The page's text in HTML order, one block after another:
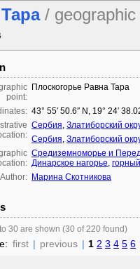
/ geographic
point:
Плоскогорье Равна Тара
43° 55′ 50.6″ N, 19° 24′
Сербия, Златиборский
Сербия, Златиборский
Средиземноморье и
Динарское нагорье,
Author: Марина Скотникова
30 are shown (30 of 220 found)
first | previous | 1 2 3 4 5 6